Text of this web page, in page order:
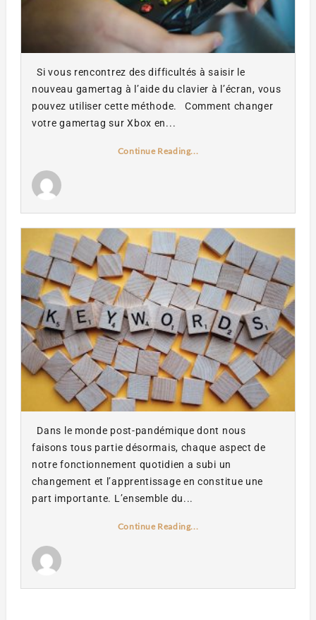
Si vous rencontrez des difficultés à saisir le
nouveau gamertag à l’aide du clavier à l’écran, vous
pouvez utiliser cette méthode. Comment changer
votre gamertag sur Xbox en...
Continue Reading...
Dans le monde post-pandémique dont nous
faisons tous partie désormais, chaque aspect de
notre fonctionnement quotidien a subi un
changement et l’apprentissage en constitue une
part importante. L’ensemble du...
Continue Reading...